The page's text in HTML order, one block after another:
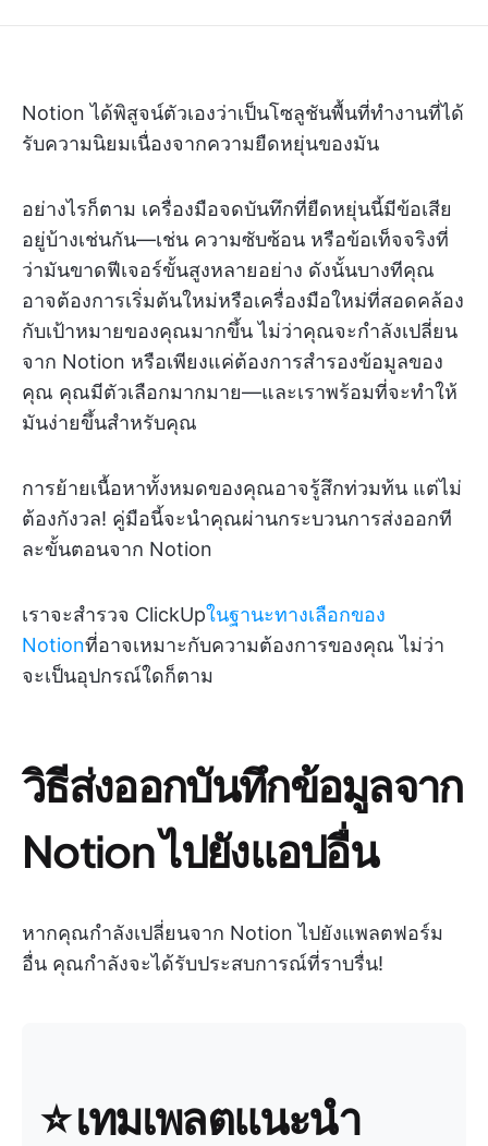
Notion ได้พิสูจน์ตัวเองว่าเป็นโซลูชันพื้นที่ทำงานที่ได้
รับความนิยมเนื่องจากความยืดหยุ่นของมัน
อย่างไรก็ตาม เครื่องมือจดบันทึกที่ยืดหยุ่นนี้มีข้อเสีย
อยู่บ้างเช่นกัน—เช่น ความซับซ้อน หรือข้อเท็จจริงที่
ว่ามันขาดฟีเจอร์ขั้นสูงหลายอย่าง ดังนั้นบางทีคุณ
อาจต้องการเริ่มต้นใหม่หรือเครื่องมือใหม่ที่สอดคล้อง
กับเป้าหมายของคุณมากขึ้น ไม่ว่าคุณจะกำลังเปลี่ยน
จาก Notion หรือเพียงแค่ต้องการสำรองข้อมูลของ
คุณ คุณมีตัวเลือกมากมาย—และเราพร้อมที่จะทำให้
มันง่ายขึ้นสำหรับคุณ
การย้ายเนื้อหาทั้งหมดของคุณอาจรู้สึกท่วมท้น แต่ไม่
ต้องกังวล! คู่มือนี้จะนำคุณผ่านกระบวนการส่งออกที
ละขั้นตอนจาก Notion
เราจะสำรวจ ClickUpในฐานะทางเลือกของ
Notionที่อาจเหมาะกับความต้องการของคุณ ไม่ว่า
จะเป็นอุปกรณ์ใดก็ตาม
วิธีส่งออกบันทึกข้อมูลจาก
Notion ไปยังแอปอื่น
หากคุณกำลังเปลี่ยนจาก Notion ไปยังแพลตฟอร์ม
อื่น คุณกำลังจะได้รับประสบการณ์ที่ราบรื่น!
⭐เทมเพลตแนะนำ